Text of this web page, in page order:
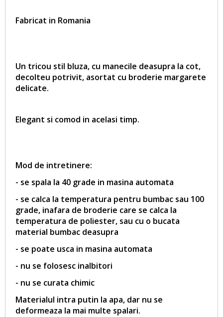
Fabricat in Romania
Un tricou stil bluza, cu manecile deasupra la cot,
decolteu potrivit, asortat cu broderie margarete
delicate.
Elegant si comod in acelasi timp.
Mod de intretinere:
- se spala la 40 grade in masina automata
- se calca la temperatura pentru bumbac sau 100
grade, inafara de broderie care se calca la
temperatura de poliester, sau cu o bucata
material bumbac deasupra
- se poate usca in masina automata
- nu se folosesc inalbitori
- nu se curata chimic
Materialul intra putin la apa, dar nu se
deformeaza la mai multe spalari.